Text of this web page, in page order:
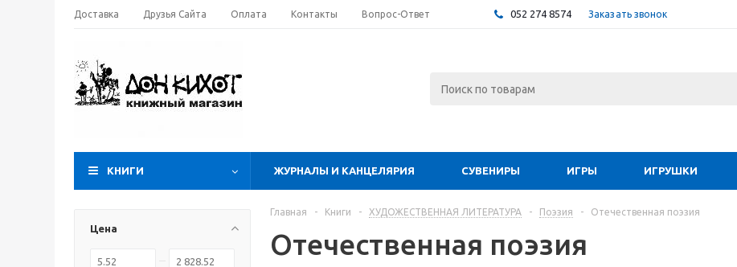
Доставка Друзья Сайта Оплата Контакты Вопрос-Ответ 052 274 8574 Заказать звонок
КНИГИ ЖУРНАЛЫ И КАНЦЕЛЯРИЯ СУВЕНИРЫ ИГРЫ ИГРУШКИ
Цена
Главная - Книги - ХУДОЖЕСТВЕННАЯ ЛИТЕРАТУРА - Поэзия - Отечественная поэзия
Отечественная поэзия